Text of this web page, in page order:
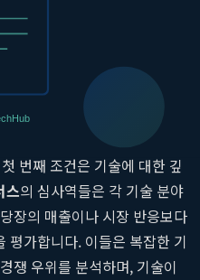
러한 특수성을 깊이 이해하는
중요해지고 있으며, 뮤렉스파
파트너 중 하나입니다.
성
번째 조건은 기술에 대한 깊
스의 심사역들은 각 기술 분야
장의 매출이나 시장 반응보다
평가합니다. 이들은 복잡한 기
쟁 우위를 분석하며, 기술이